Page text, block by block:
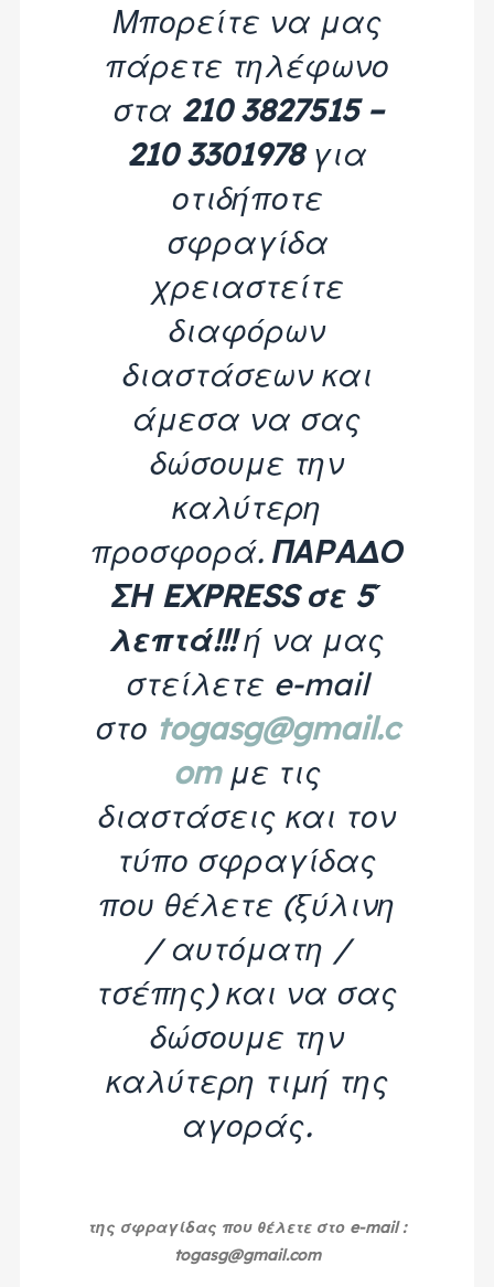
Μπορείτε να μας
πάρετε τηλέφωνο
στα 210 3827515 –
210 3301978για
οτιδήποτε
σφραγίδα
χρειαστείτε
διαφόρων
διαστάσεων και
άμεσα να σας
δώσουμε την
καλύτερη
προσφορά. ΠΑΡΑΔΟ
ΣΗ EXPRESS σε 5΄
λεπτά!!!ή να μας
στείλετε e-mail
στο togasg@gmail.c
omμε τις
διαστάσεις και τον
τύπο σφραγίδας
που θέλετε (ξύλινη
/ αυτόματη /
τσέπης) και να σας
δώσουμε την
καλύτερη τιμή της
αγοράς.
της σφραγίδας που θέλετε στο e-mail :
togasg@gmail.com